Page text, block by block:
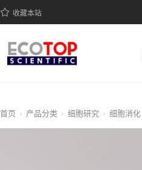
收藏本站
首页 产品分类 细胞研究 细胞消化